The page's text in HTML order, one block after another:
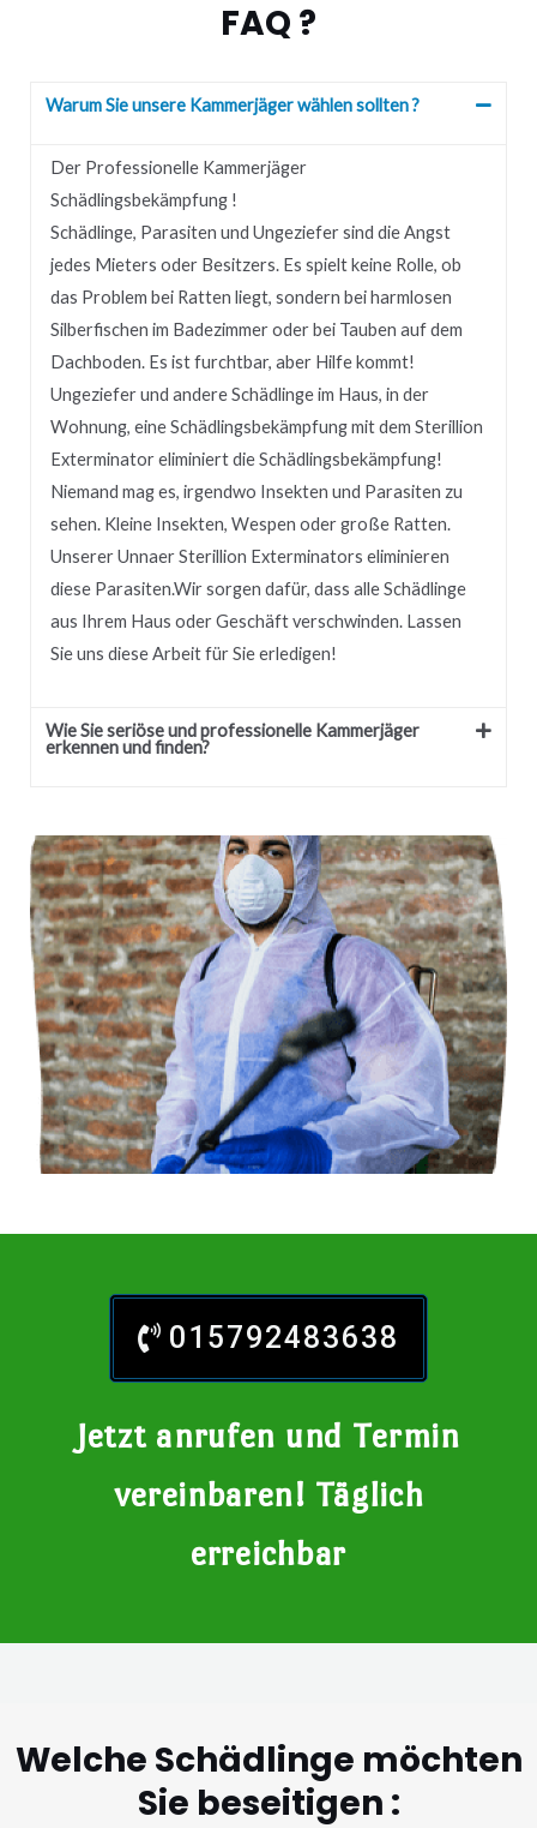
FAQ ?
Warum Sie unsere Kammerjäger wählen sollten ?
Der Professionelle Kammerjäger
Schädlingsbekämpfung !
Schädlinge, Parasiten und Ungeziefer sind die Angst
jedes Mieters oder Besitzers. Es spielt keine Rolle, ob
das Problem bei Ratten liegt, sondern bei harmlosen
Silberfischen im Badezimmer oder bei Tauben auf dem
Dachboden. Es ist furchtbar, aber Hilfe kommt!
Ungeziefer und andere Schädlinge im Haus, in der
Wohnung, eine Schädlingsbekämpfung mit dem Sterillion
Exterminator eliminiert die Schädlingsbekämpfung!
Niemand mag es, irgendwo Insekten und Parasiten zu
sehen. Kleine Insekten, Wespen oder große Ratten.
UnsererUnnaerSterillion Exterminators eliminieren
diese Parasiten.Wir sorgen dafür, dass alle Schädlinge
aus Ihrem Haus oder Geschäft verschwinden. Lassen
Sie uns diese Arbeit für Sie erledigen!
Wie Sie seriöse und professionelle Kammerjäger
erkennen und finden?
015792483638
Jetzt anrufen und Termin
vereinbaren! Täglich
erreichbar
Welche Schädlinge möchten
Sie beseitigen :